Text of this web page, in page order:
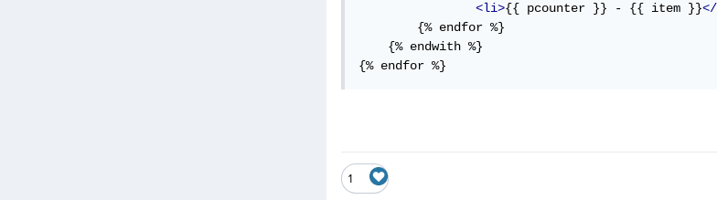
<li>{{ pcounter }} - {{ item }}
    {% endwith %}
{% endfor %}
1